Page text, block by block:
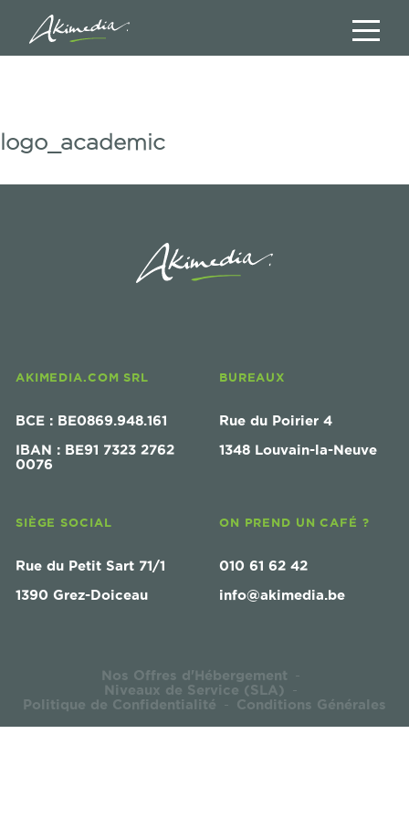
logo_academic
AKIMEDIA.COM SRL
BCE : BE0869.948.161
IBAN : BE91 7323 2762
0076
BUREAUX
Rue du Poirier 4
1348 Louvain-la-Neuve
SIÈGE SOCIAL
Rue du Petit Sart 71/1
1390 Grez-Doiceau
ON PREND UN CAFÉ ?
010 61 62 42
info@akimedia.be
Nos Offres d'Hébergement -
Niveaux de Service (SLA) -
Politique de Confidentialité - Conditions Générales